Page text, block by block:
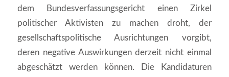
dem Bundesverfassungsgericht einen Zirkel
politischer Aktivisten zu machen droht, der
gesellschaftspolitische Ausrichtungen vorgibt,
deren negative Auswirkungen derzeit nicht einmal
abgeschätzt werden können. Die Kandidaturen